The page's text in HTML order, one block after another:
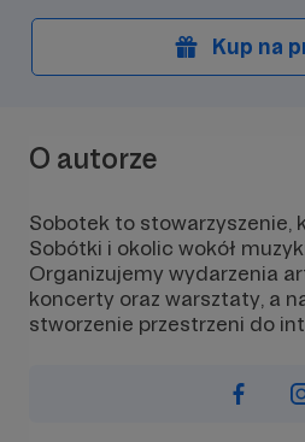
Kup na
O autorze
Sobotek to stowarzyszenie,
Sobótki i okolic wokół
Organizujemy wydarzenia
koncerty oraz warsztaty, a
stworzenie przestrzeni do